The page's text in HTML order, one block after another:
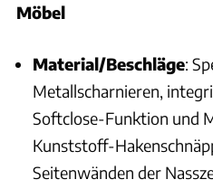
Möbel
Material/Beschläge:
Metallscharnieren,
Softclose-Funktion und
Kunststoff-
Seitenwänden der